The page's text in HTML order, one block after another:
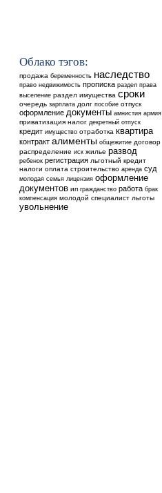
Облако тэгов:
продажа беременность наследство
право недвижимость прописка раздел права
выселение раздел имущества сроки
очередь зарплата долг пособие отпуск
оформление документы амнистия армия
приватизация налог декретный отпуск
кредит имущество отработка квартира
контракт алименты общежитие договор
распределение иск жилье развод
ребенок регистрация льготный кредит
налоги оплата строительство аренда суд
молодая семья лицензия оформление
документов ип гражданство работа брак
компенсация молодой специалист льготы
увольнение